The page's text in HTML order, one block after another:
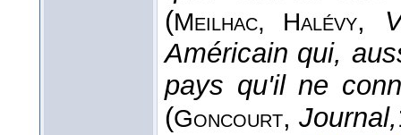
(Meilhac, Halévy,
Américain qui,
pays qu'il ne
(Goncourt, Journal,